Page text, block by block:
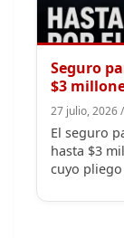
Seguro
$3
El seguro
hasta $3
cuyo pliego